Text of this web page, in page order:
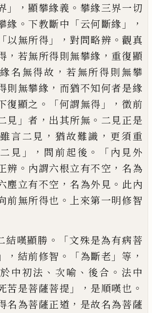
」， 顯攀緣義 。 攀緣三界一切
緣 。 下教斷中 「云何斷緣 」，
以無所得 」，對問略辨 。觀真
， 若無所得則無攀緣 ， 重復顯
緣名無得故 ， 若無所得則無攀
則無攀緣 ， 而猶不知何者是緣
復顯之 。「何謂無得 」，徵前
見 」者 ， 出其所無 。 二見正是
雖言二見 ， 猶故難識 ， 更須重
見 」， 問前起後 。「內見外
辨 。 內謂六根立有不空 ，名為
塵立有不空 ，名為外見 。 此內
前無所得也 。
上來第一明修智
結嘆顯勝 。「文殊是為有病菩
」， 結前修智 。「為斷老 」等 ，
於中初法 、 次喻 、 後合 。 法中
苦是菩薩菩提 」， 是順嘆也 。
名為菩薩正道 ， 是故名為菩薩